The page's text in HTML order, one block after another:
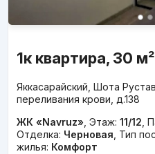
1к квартира, 30 м²
Яккасарайский, Шота
переливания крови, д.138
ЖК «Navruz» Этаж: 11/12
Отделка: Черновая Тип
жилья: Комфорт